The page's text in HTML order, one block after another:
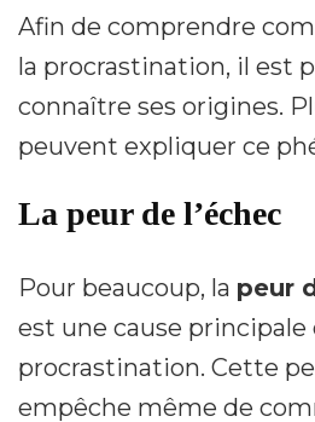
Afin de comprendre
la procrastination, il est
connaître ses origines.
peuvent expliquer ce
La peur de l’échec
Pour beaucoup, la peur
est une cause principale
procrastination. Cette
empêche même de